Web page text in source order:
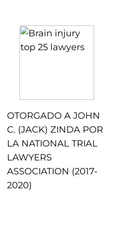
OTORGADO A JOHN
C. (JACK) ZINDA POR
LA NATIONAL TRIAL
LAWYERS
ASSOCIATION (2017-
2020)